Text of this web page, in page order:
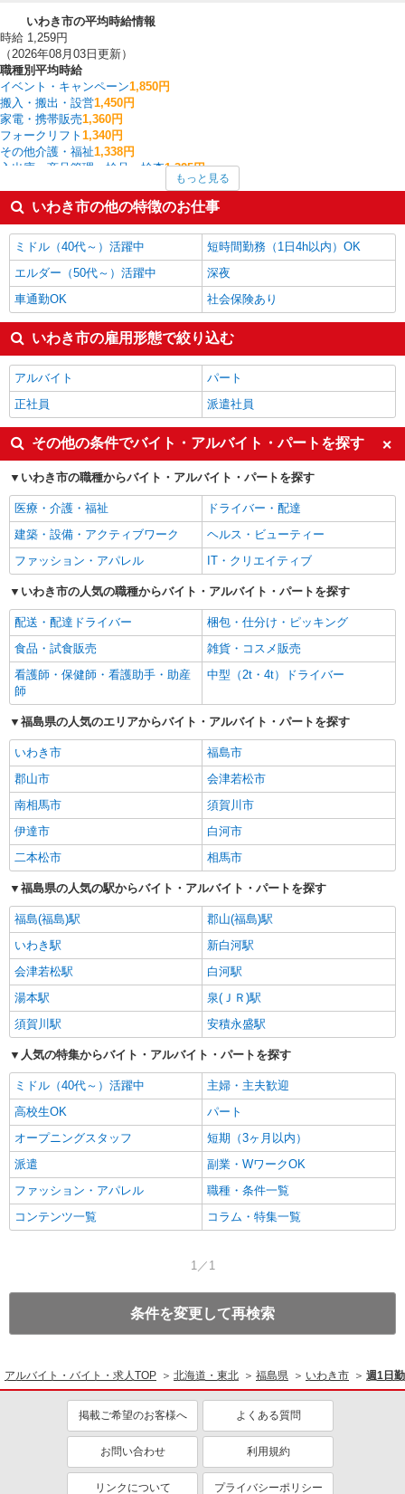
いわき市の平均時給情報
時給 1,259円
（2026年08月03日更新）
職種別平均時給
イベント・キャンペーン1,850円
搬入・搬出・設営1,450円
家電・携帯販売1,360円
フォークリフト 1,340円
その他介護・福祉1,338円
入出庫・商品管理・検品・検査1,325円
調理・調理補助・調理師1,298円
製造・組立・加工 1,295円
介護職・ヘルパー1,270円
いわき市の他の職種の平均時給を見る
もっと見る
いわき市の他の特徴のお仕事
ミドル（40代～）活躍中
短時間勤務（1日4h以内）OK
エルダー（50代～）活躍中
深夜
車通勤OK
社会保険あり
いわき市の雇用形態で絞り込む
アルバイト
パート
正社員
派遣社員
その他の条件でバイト・アルバイト・パートを探す
いわき市の職種からバイト・アルバイト・パートを探す
医療・介護・福祉
ドライバー・配達
建築・設備・アクティブワーク
ヘルス・ビューティー
ファッション・アパレル
IT・クリエイティブ
いわき市の人気の職種からバイト・アルバイト・パートを探す
配送・配達ドライバー
梱包・仕分け・ピッキング
食品・試食販売
雑貨・コスメ販売
看護師・保健師・看護助手・助産
師
中型（2t・4t）ドライバー
福島県の人気のエリアからバイト・アルバイト・パートを探す
いわき市
福島市
郡山市
会津若松市
南相馬市
須賀川市
伊達市
白河市
二本松市
相馬市
福島県の人気の駅からバイト・アルバイト・パートを探す
福島(福島)駅
郡山(福島)駅
いわき駅
新白河駅
会津若松駅
白河駅
湯本駅
泉(ＪＲ)駅
須賀川駅
安積永盛駅
人気の特集からバイト・アルバイト・パートを探す
ミドル（40代～）活躍中
主婦・主夫歓迎
高校生OK
パート
オープニングスタッフ
短期（3ヶ月以内）
派遣
副業・WワークOK
ファッション・アパレル
職種・条件一覧
コンテンツ一覧
コラム・特集一覧
1／1
条件を変更して再検索
アルバイト・バイト・求人TOP 北海道・東北 福島県 いわき市 週1日
掲載ご希望のお客様へ よくある質問
お問い合わせ 利用規約
リンクについて プライバシーポリシー